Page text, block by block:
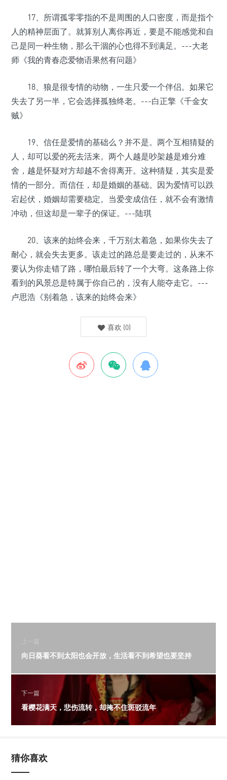
17、所谓孤零零指的不是周围的人口密度，而是指个
人的精神层面了。就算别人离你再近，要是不能感觉和自
己是同一种生物，那么干涸的心也得不到满足。---大老
师《我的青春恋爱物语果然有问题》
18、狼是很专情的动物，一生只爱一个伴侣。如果它
失去了另一半，它会选择孤独终老。---白正擎《千金女
贼》
19、信任是爱情的基础么？并不是。两个互相猜疑的
人，却可以爱的死去活来。两个人越是吵架越是难分难
舍，越是怀疑对方却越不舍得离开。这种猜疑，其实是爱
情的一部分。而信任，却是婚姻的基础。因为爱情可以跌
宕起伏，婚姻却需要稳定。当爱变成信任，就不会有激情
冲动，但这却是一辈子的保证。---陆琪
20、该来的始终会来，千万别太着急，如果你失去了
耐心，就会失去更多。该走过的路总是要走过的，从来不
要认为你走错了路，哪怕最后转了一个大弯。这条路上你
看到的风景总是特属于你自己的，没有人能夺走它。---
卢思浩《别着急，该来的始终会来》
喜欢 (0)
上一篇
向日葵看不到太阳也会开放，生活看不到希望也要坚持
下一篇
看樱花满天，悲伤流转，却掩不住斑驳流年
猜你喜欢